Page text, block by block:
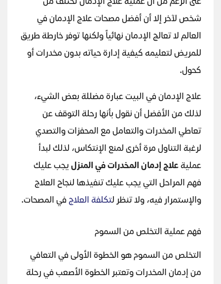
شخص لآخر إلا أن أفضل مصحات علاج الإدمان في
العالم لا تعالج الإدمان نهائياً ولكنها توفر خارطة طريق
للمريض لتعليمه كيفية إدارة حياته بدون مخدرات أو
كحول.
علاج الإدمان في البيت عبارة مضللة بعض الشيء،
لذلك من الأفضل أن نقول بأنها رحلة التوقف عن
تعاطي المخدرات والتعامل مع المحفزات والتصدي
لرغبة التناول مرة أخرى لمنع الإنتكاس، لذلك لبدأ
عمليةعلاج إدمان المخدرات في المنزل يجب عليك
فهم المراحل التي يجب عليك تنفيذها لنجاح العلاج
والإستمرار فيه، ولا تنظر لتكلفة العلاجفي المصحات.
فهم عملية التخلص من السموم
التخلص من السموم هو الخطوة الأولى في التعافي
من إدمان المخدرات وتعتبر الخطوة الأصعب في رحلة